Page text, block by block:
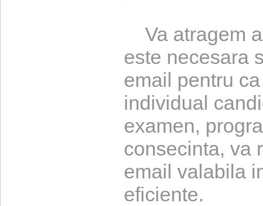
Va atragem
este necesara
email pentru
individual
examen,
consecinta, va
email valabila
eficiente.